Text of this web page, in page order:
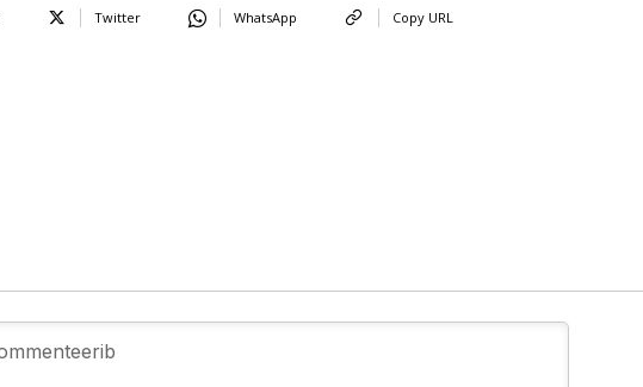
Twitter WhatsApp Copy URL